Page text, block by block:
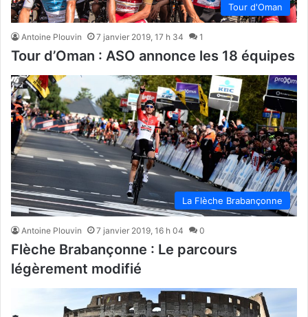
Tour d'Oman
Antoine Plouvin 7 janvier 2019, 17 h 34 1
Tour d’Oman : ASO annonce les 18 équipes
La Flèche Brabançonne
Antoine Plouvin 7 janvier 2019, 16 h 04 0
Flèche Brabançonne : Le parcours
légèrement modifié